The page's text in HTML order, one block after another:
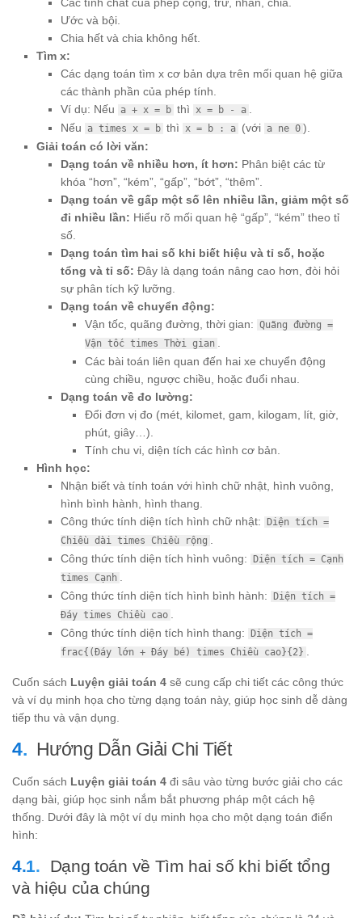
Ước và bội.
Chia hết và chia không hết.
Tìm x:
Các dạng toán tìm x cơ bản dựa trên mối quan hệ giữa
các thành phần của phép tính.
Ví dụ: Nếu
a + x = b thì x = b - a
Nếu
a times x = b thì x = b : a (với a ne 0 ).
Giải toán có lời văn:
Dạng toán về nhiều hơn, ít hơn: Phân biệt các từ
khóa “hơn”, “kém”, “gấp”, “bớt”, “thêm”.
Dạng toán về gấp một số lên nhiều lần, giảm một số
đi nhiều lần: Hiểu rõ mối quan hệ “gấp”, “kém” theo tỉ
số.
Dạng toán tìm hai số khi biết hiệu và tỉ số, hoặc
tổng và tỉ số: Đây là dạng toán nâng cao hơn, đòi hỏi
sự phân tích kỹ lưỡng.
Dạng toán về chuyển động:
Vận tốc, quãng đường, thời gian: Quãng đường =
Vận tốc times Thời gian
Các bài toán liên quan đến hai xe chuyển động
cùng chiều, ngược chiều, hoặc đuổi nhau.
Dạng toán về đo lường:
Đổi đơn vị đo (mét, kilomet, gam, kilogam, lít, giờ,
phút, giây…).
Tính chu vi, diện tích các hình cơ bản.
Hình học:
Nhận biết và tính toán với hình chữ nhật, hình vuông,
hình bình hành, hình thang.
Công thức tính diện tích hình chữ nhật:
Diện tích =
Chiều dài times Chiều rộng
Công thức tính diện tích hình vuông:
Diện tích = Cạnh
times Cạnh
Công thức tính diện tích hình bình hành:
Diện tích =
Đáy times Chiều cao
Công thức tính diện tích hình thang:
Diện tích =
frac{(Đáy lớn + Đáy bé) times Chiều cao}{2}
Cuốn sách Luyện giải toán 4 sẽ cung cấp chi tiết các công thức
và ví dụ minh họa cho từng dạng toán này, giúp học sinh dễ dàng
tiếp thu và vận dụng.
Hướng Dẫn Giải Chi Tiết
Cuốn sách Luyện giải toán 4 đi sâu vào từng bước giải cho các
dạng bài, giúp học sinh nắm bắt phương pháp một cách hệ
thống. Dưới đây là một ví dụ minh họa cho một dạng toán điển
hình:
Dạng toán về Tìm hai số khi biết tổng
và hiệu của chúng